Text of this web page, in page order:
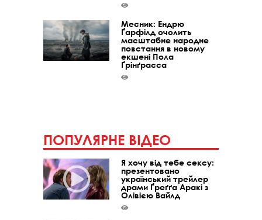
Месник: Ендрю
Ґарфілд очолить
масштабне народне
повстання в новому
екшені Пола
Ґрінґрасса
ПОПУЛЯРНЕ ВІДЕО
Я хочу від тебе сексу:
презентовано
український трейлер
драми Ґреґґа Аракі з
Олівією Вайлд